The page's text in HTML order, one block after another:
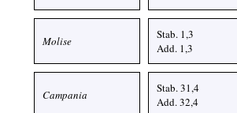
Molise
Stab. 1,3
Add. 1,3
Campania
Stab. 31,4
Add. 32,4